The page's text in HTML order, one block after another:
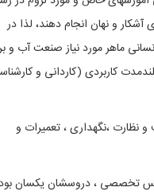
و نهان انجام دهند، لذا در
ماهر مورد نیاز صنعت آب و
کاربردی (کاردانی و
،نگهداری ، تعمیرات و
تخصصی ، دروسشان یکسان